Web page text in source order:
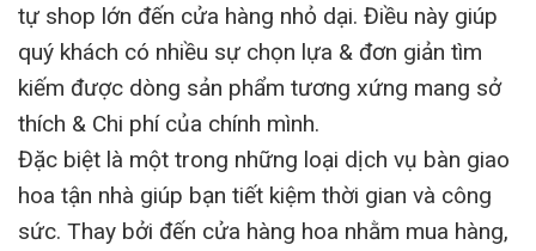
tự shop lớn đến cửa hàng nhỏ dại. Điều này giúp
quý khách có nhiều sự chọn lựa & đơn giản tìm
kiếm được dòng sản phẩm tương xứng mang sở
thích & Chi phí của chính mình.
Đặc biệt là một trong những loại dịch vụ bàn giao
hoa tận nhà giúp bạn tiết kiệm thời gian và công
sức. Thay bởi đến cửa hàng hoa nhằm mua hàng,